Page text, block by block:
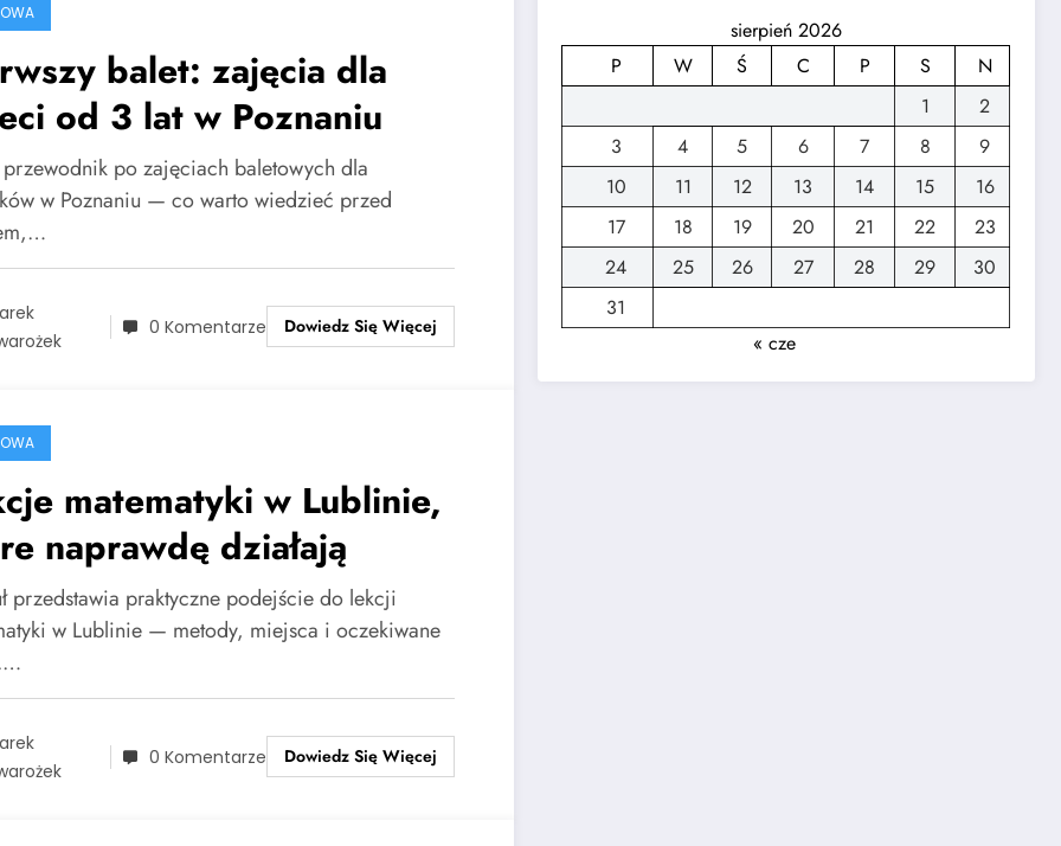
balet: zajęcia dla
od 3 lat w Poznaniu
po zajęciach baletowych dla
w Poznaniu — co warto wiedzieć przed
0 Komentarze Dowiedz Się Więcej
matematyki w Lublinie,
naprawdę działają
przedstawia praktyczne podejście do lekcji
w Lublinie — metody, miejsca i oczekiwane
0 Komentarze Dowiedz Się Więcej
sierpień 2026
P
W Ś C P S
N
1
2
3
4 5 6 7 8
9
10
11 12 13 14 15
16
17
18 19 20 21 22
23
24
25 26 27 28 29
30
31
« cze